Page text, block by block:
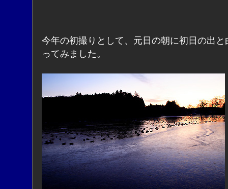
今年の初撮りとして、元日の朝に初日の出と
ってみました。